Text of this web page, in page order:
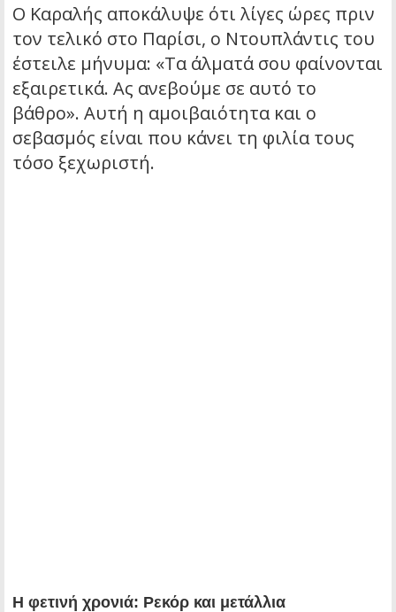
Ο Καραλής αποκάλυψε ότι λίγες ώρες πριν
τον τελικό στο Παρίσι, ο Ντουπλάντις του
έστειλε μήνυμα: «Τα άλματά σου φαίνονται
εξαιρετικά. Ας ανεβούμε σε αυτό το
βάθρο». Αυτή η αμοιβαιότητα και ο
σεβασμός είναι που κάνει τη φιλία τους
τόσο ξεχωριστή.
Η φετινή χρονιά: Ρεκόρ και μετάλλια